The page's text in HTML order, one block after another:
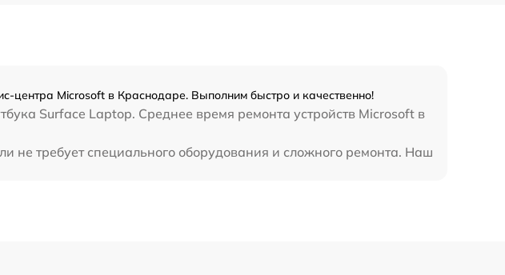
центра Microsoft в Краснодаре. Выполним быстро и качественно!
Surface Laptop. Среднее время ремонта устройств Microsoft в
не требует специального оборудования и сложного ремонта. Наш